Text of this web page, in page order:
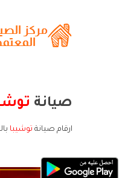
صيانة
ارقام صيانة توشيبا